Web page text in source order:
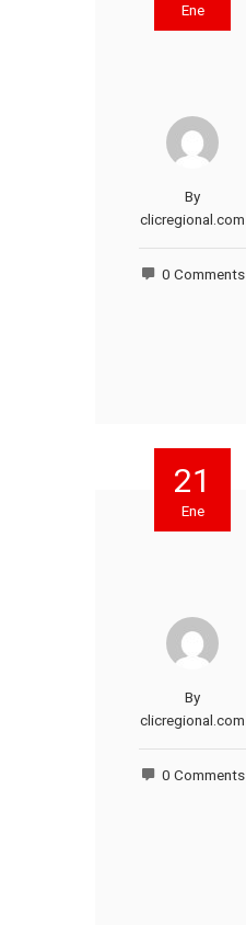
Ene
By
clicregional.com
0 Comments
21
Ene
By
clicregional.com
0 Comments